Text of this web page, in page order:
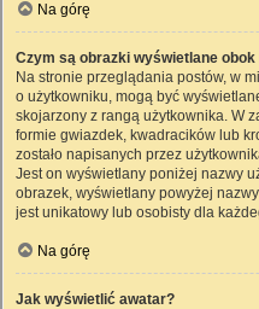
Na górę
Czym są obrazki wyświetlane
Na stronie przeglądania postów, w
o użytkowniku, mogą być
skojarzony z rangą użytkownika. W
formie gwiazdek, kwadracików lub
zostało napisanych przez
Jest on wyświetlany poniżej nazwy
obrazek, wyświetlany powyżej
jest unikatowy lub osobisty dla
Na górę
Jak wyświetlić awatar?